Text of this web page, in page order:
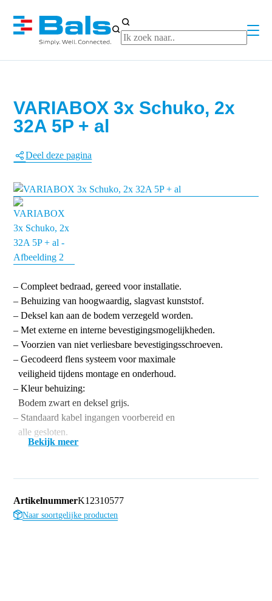
When
VARIABOX 3x Schuko, 2x
32A 5P + al
Deel deze pagina
– Compleet bedraad, gereed voor installatie.
– Behuizing van hoogwaardig, slagvast kunststof.
– Deksel kan aan de bodem verzegeld worden.
– Met externe en interne bevestigingsmogelijkheden.
– Voorzien van niet verliesbare bevestigingsschroeven.
– Gecodeerd flens systeem voor maximale
veiligheid tijdens montage en onderhoud.
– Kleur behuizing:
Bodem zwart en deksel grijs.
– Standaard kabel ingangen voorbereid en
alle gesloten.
Bekijk meer
ArtikelnummerK12310577
Naar soortgelijke producten